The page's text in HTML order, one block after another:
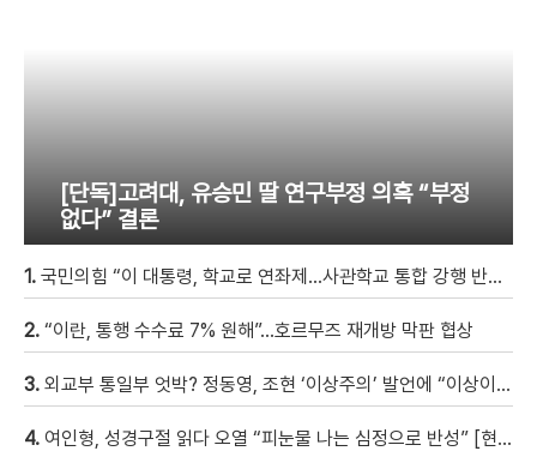
[단독]고려대, 유승민 딸 연구부정 의혹 “부정
없다” 결론
1. 국민의힘 “이 대통령, 학교로 연좌제…사관학교 통합 강행 반드시 막을 것”
2. “이란, 통행 수수료 7% 원해”…호르무즈 재개방 막판 협상
3. 외교부 통일부 엇박? 정동영, 조현 ‘이상주의’ 발언에 “이상이 있어야 현실 바꿔” 반박
4. 여인형, 성경구절 읽다 오열 “피눈물 나는 심정으로 반성” [현장영상]